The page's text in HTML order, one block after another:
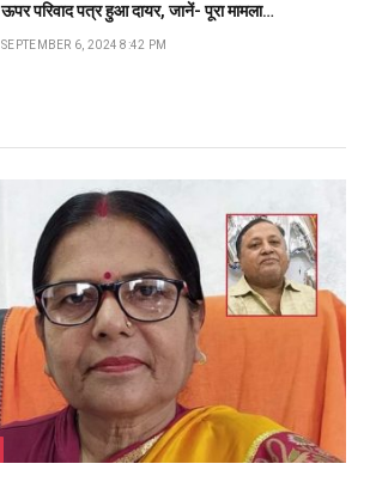
ऊपर परिवाद पत्र हुआ दायर, जानें- पूरा मामला…
SEPTEMBER 6, 2024 8:42 PM